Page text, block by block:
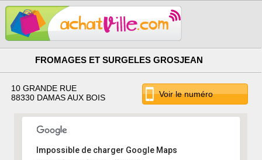
FROMAGES ET SURGELES GROSJEAN
10 GRANDE RUE
88330 DAMAS AUX BOIS
Voir le numéro
Impossible de charger Google Maps